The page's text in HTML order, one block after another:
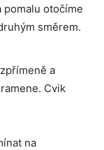
pomalu otočíme
směrem.
a
Cvik
na